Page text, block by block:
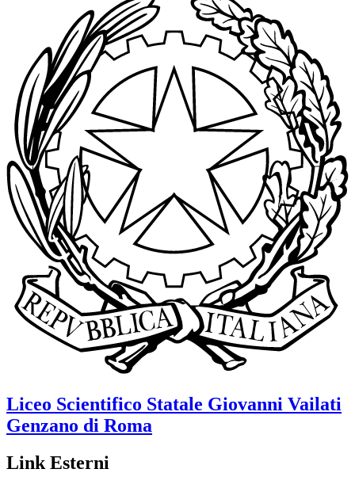
Liceo Scientifico Statale Giovanni Vailati
Genzano di Roma
Link Esterni